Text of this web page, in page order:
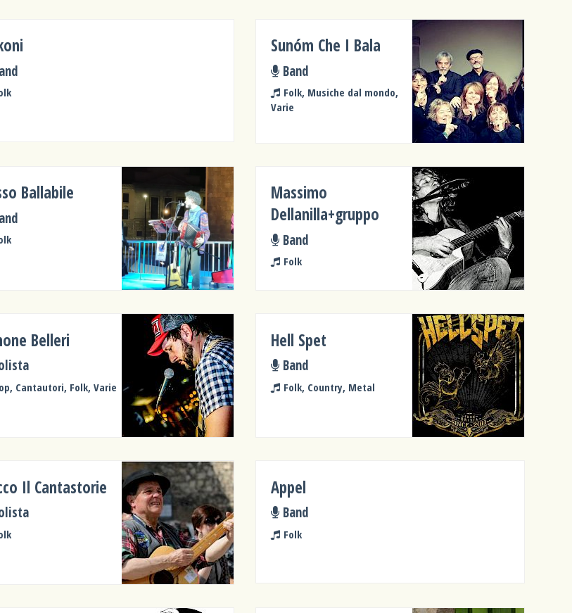
Sunóm Che I Bala
Band
Folk, Musiche dal mondo,
Varie
Ballabile
Massimo
Dellanilla+gruppo
Band
Folk
Belleri
Cantautori, Folk, Varie
Hell Spet
Band
Folk, Country, Metal
Il Cantastorie Appel
Band
Folk